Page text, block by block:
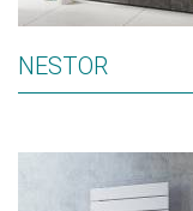
NESTOR